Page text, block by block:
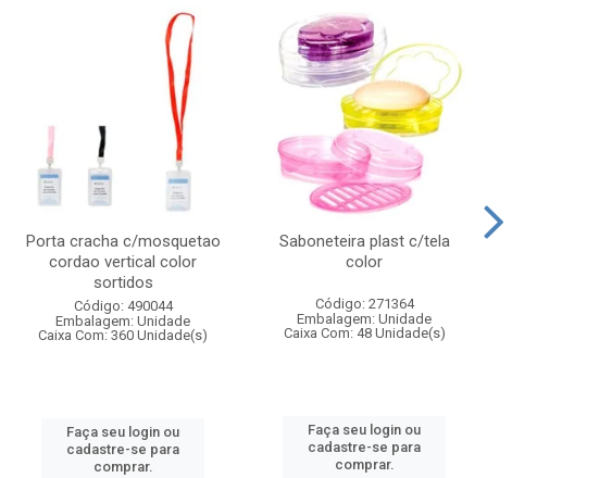
Porta cracha c/mosquetao
cordao vertical color
sortidos
Código: 490044
Embalagem: Unidade
Caixa Com: 360 Unidade(s)
Faça seu login ou
cadastre-se para
comprar.
Saboneteira plast c/tela
color
Código: 271364
Embalagem: Unidade
Caixa Com: 48 Unidade(s)
Faça seu login ou
cadastre-se para
comprar.